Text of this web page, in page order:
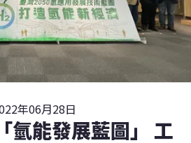
年06月28日
氫能發展藍圖」 工